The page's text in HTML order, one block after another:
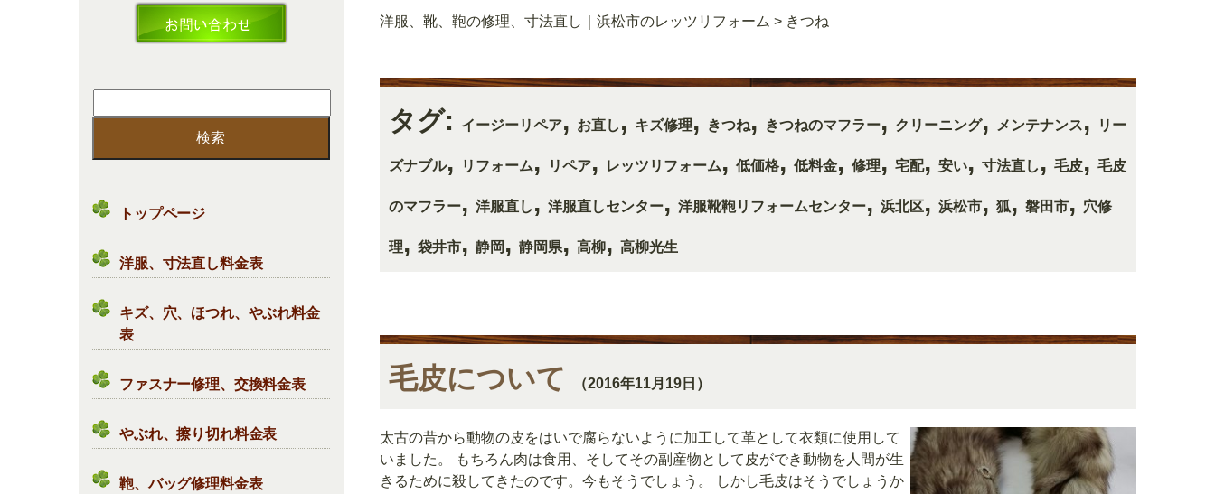
索:
トップページ
洋服、寸法直し料金表
キズ、穴、ほつれ、やぶれ料金
表
ファスナー修理、交換料金表
やぶれ、擦り切れ料金表
鞄、バッグ修理料金表
洋服、靴、鞄の修理、寸法直し｜浜松市のレッツリフォーム > きつね
タグ: イージーリペア, お直し , キズ修理, きつね, きつねのマフラー, クリーニング, メンテナンス, リー
ズナブル, リフォーム, リペア, レッツリフォーム, 低価格, 低料金, 修理, 宅配, 安い, 寸法直し , 毛皮, 毛皮
のマフラー, 洋服直し , 洋服直しセンター, 洋服靴鞄リフォームセンター, 浜北区, 浜松市, 狐, 磐田市, 穴修
理, 袋井市, 静岡, 静岡県, 高柳, 高柳光生
毛皮について （2016年11月19日）
太古の昔から動物の皮をはいで腐らないように加工して革として衣類に使用して
いました。 もちろん肉は食用、そしてその副産物として皮ができ動物を人間が生
きるために殺してきたのです。今もそうでしょう。 しかし毛皮はそうでしょうか